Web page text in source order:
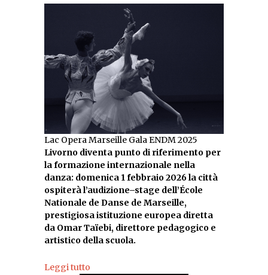
Lac Opera Marseille Gala ENDM 2025
Livorno diventa punto di riferimento per
la formazione internazionale nella
danza: domenica 1 febbraio 2026 la città
ospiterà l’audizione–stage dell’École
Nationale de Danse de Marseille,
prestigiosa istituzione europea diretta
da Omar Taïebi, direttore pedagogico e
artistico della scuola.
Leggi tutto